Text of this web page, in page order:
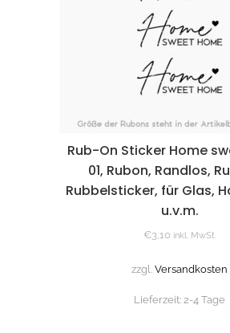
Rub-On Sticker Home
01, Rubon, Randlos,
Rubbelsticker, für Glas,
u.v.m.
€3,10 inkl. MwSt.
zzgl. Versandkosten
Lieferzeit: 2-4 Tage